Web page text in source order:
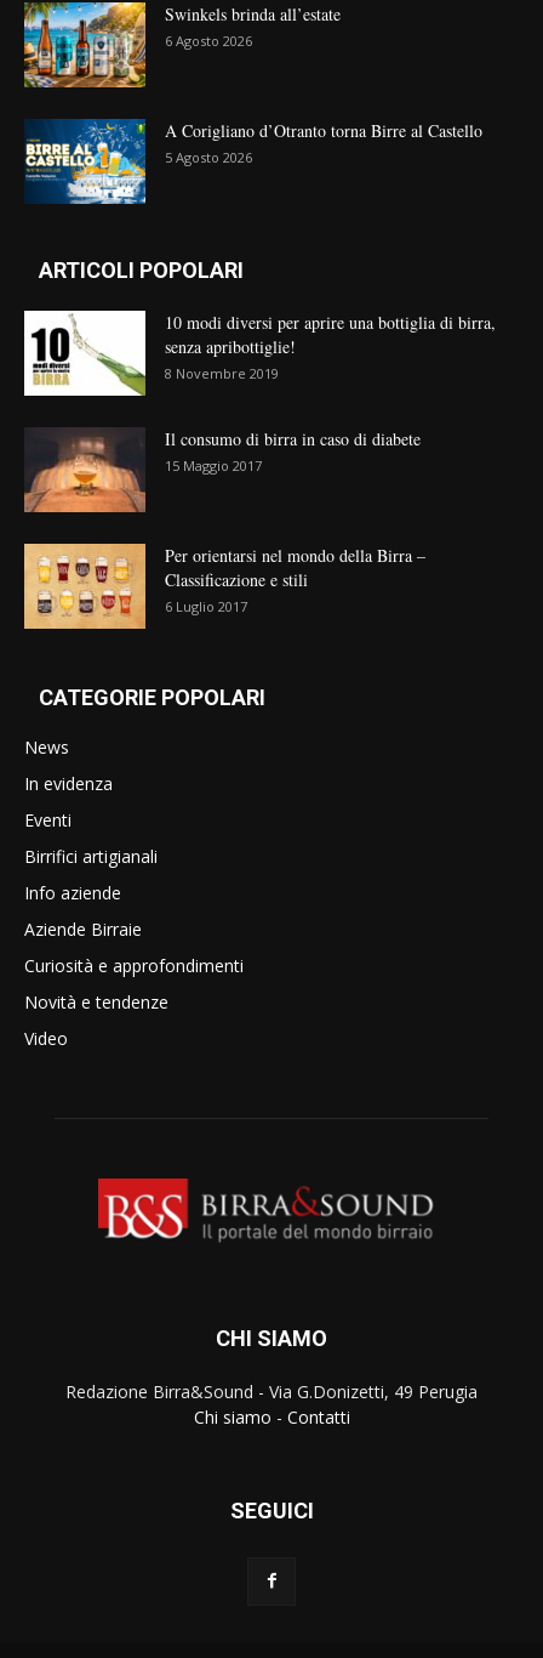
Swinkels brinda all’estate
6 Agosto 2026
A Corigliano d’Otranto torna Birre al Castello
5 Agosto 2026
ARTICOLI POPOLARI
10 modi diversi per aprire una bottiglia di birra,
senza apribottiglie!
8 Novembre 2019
Il consumo di birra in caso di diabete
15 Maggio 2017
Per orientarsi nel mondo della Birra –
Classificazione e stili
6 Luglio 2017
CATEGORIE POPOLARI
News
In evidenza
Eventi
Birrifici artigianali
Info aziende
Aziende Birraie
Curiosità e approfondimenti
Novità e tendenze
Video
CHI SIAMO
Redazione Birra&Sound - Via G.Donizetti, 49 Perugia
Chi siamo - Contatti
SEGUICI